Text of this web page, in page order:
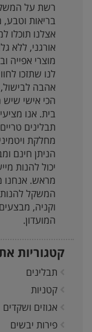
רשת על
בריאות
אצלנו תוכלו
אורגני, ללא
מוצרי אפייה
לנו שתזכו
אהבה
הכי אישי
בית. אנו
תבלינים
מחלקת
הניתן חינם
יכול להנות
מראש. אנחנו
וקניה,
המועדון.
קטגוריות
תבלינים
קטניות
אגוזים ושקדים
פירות יבשים